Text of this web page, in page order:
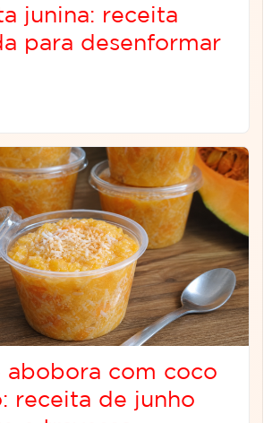
junina: receita
para desenformar
abobora com coco
receita de junho